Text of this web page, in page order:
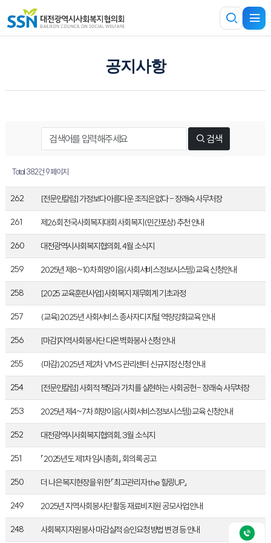
공지사항
검색
Total 382건9 페이지
262 [전문인칼럼] 가정보다 아름다운 조직은 없다 - 장래숙 사무처장
261 제26회 전국사회복지대회 사회복지(민간포상) 추천 안내
260 대전광역시사회복지협의회, 4월 소식지
259 2025년 제8~10차 희망이음(사회서비스정보시스템) 교육 신청안내
258 [2025 교육훈련사업] 사회복지 재무회계 기초과정
257 (교육) 2025년 사회서비스 종사자 디지털 역량강화교육 안내
256 [마감]지역사회봉사단 다온 벽화봉사 신청 안내
255 (마감) 2025년 제2차 VMS 관리센터 신규지정 신청 안내
254 [전문인칼럼] 사회적 책임과 가치를 실현하는 사회공헌 - 장래숙 사무처장
253 2025년 제4~7차 희망이음(사회서비스정보시스템) 교육 신청안내
252 대전광역시사회복지협의회, 3월 소식지
251 「2025년도 제1차 임시총회」 회의록 공고
250 더 나은 복지현장을 위한 「최고관리자 the 힐링UP」
249 2025년 지역사회봉사단 활동 재료비 지원 공모사업 안내
248 사회복지 자원봉사 마감실적 승인요청 방법 변경 등 안내